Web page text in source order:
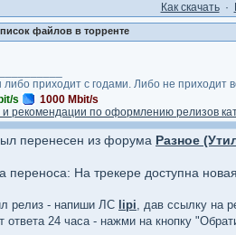
Как cкачать·
файлов в торренте
приходит с годами. Либо не приходит
s
1000 Mbit/s
и рекомендации по оформлению релизов
перенесен из форума Разное
переноса: На трекере доступна
релиз - напиши ЛС lipi, дав ссылку на
ответа 24 часа - нажми на кнопку